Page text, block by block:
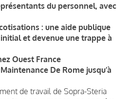
du personnel, avec
: une aide publique
et devenue une trappe à
Ouest France
De Rome jusqu’à
de travail de Sopra-Steria